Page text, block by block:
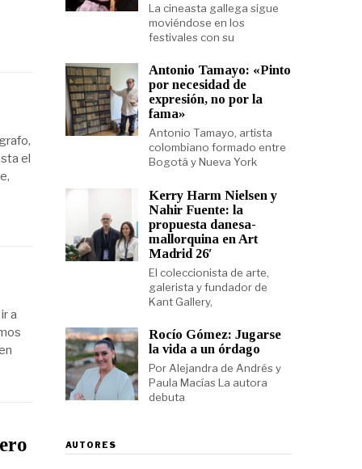
el
a
La cineasta gallega sigue
moviéndose en los
festivales con su
Antonio Tamayo: «Pinto
por necesidad de
expresión, no por la
fama»
Antonio Tamayo, artista
colombiano formado entre
Bogotá y Nueva York
Kerry Harm Nielsen y
Nahir Fuente: la
propuesta danesa-
mallorquina en Art
Madrid 26′
El coleccionista de arte,
galerista y fundador de
Kant Gallery,
Rocío Gómez: Jugarse
la vida a un órdago
Por Alejandra de Andrés y
Paula Macías La autora
debuta
AUTORES